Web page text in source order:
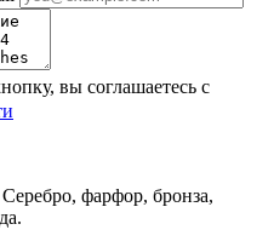
вы соглашаетесь с
фарфор, бронза,